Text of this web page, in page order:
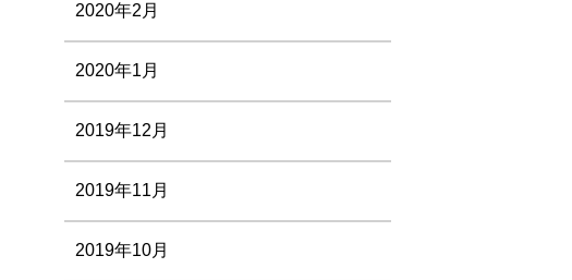
2020年2月
2020年1月
2019年12月
2019年11月
2019年10月